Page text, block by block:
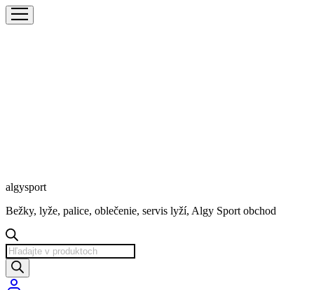
algysport
Bežky, lyže, palice, oblečenie, servis lyží, Algy Sport obchod
Products
search